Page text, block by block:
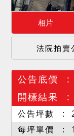
相片
法院拍賣
公告底價
開標結果
公告坪數
每坪單價